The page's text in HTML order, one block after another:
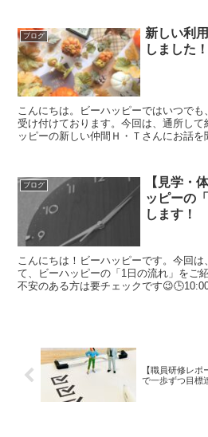
ブログ
新しい利
しました！
こんにちは。ビーハッピーではいつで
受け付けております。今回は、通所し
ッピーの新しい仲間Ｈ・Ｔさんにお話
ブログ
【見学・
ッピーの
します！
こんにちは！ビーハッピーです。今回
て、ビーハッピーの「1日の流れ」をご
不安のある方は要チェックです
【職員研修レポ
で一歩ずつ目標